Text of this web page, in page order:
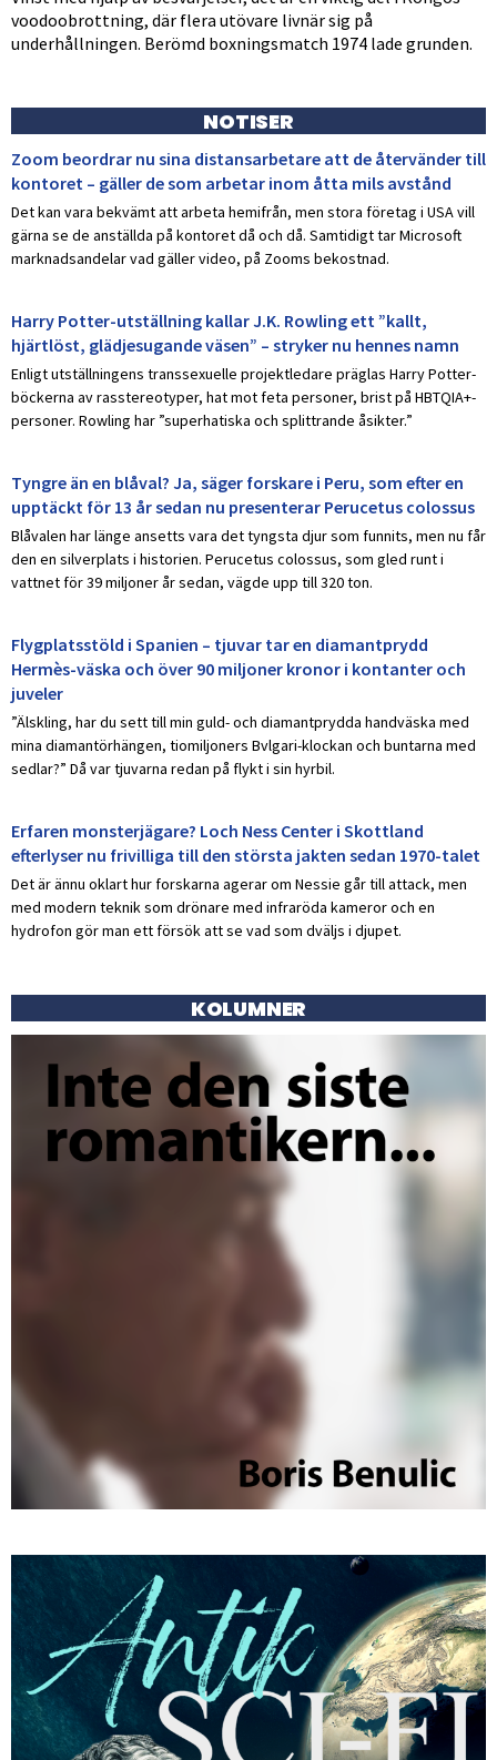
voodoobrottning, där flera utövare livnär sig på
underhållningen. Berömd boxningsmatch 1974 lade grunden.
NOTISER
Zoom beordrar nu sina distansarbetare att de återvänder till
kontoret – gäller de som arbetar inom åtta mils avstånd
Det kan vara bekvämt att arbeta hemifrån, men stora företag i USA vill
gärna se de anställda på kontoret då och då. Samtidigt tar Microsoft
marknadsandelar vad gäller video, på Zooms bekostnad.
Harry Potter-utställning kallar J.K. Rowling ett ”kallt,
hjärtlöst, glädjesugande väsen” – stryker nu hennes namn
Enligt utställningens transsexuelle projektledare präglas Harry Potter-
böckerna av rasstereotyper, hat mot feta personer, brist på HBTQIA+-
personer. Rowling har ”superhatiska och splittrande åsikter.”
Tyngre än en blåval? Ja, säger forskare i Peru, som efter en
upptäckt för 13 år sedan nu presenterar Perucetus colossus
Blåvalen har länge ansetts vara det tyngsta djur som funnits, men nu får
den en silverplats i historien. Perucetus colossus, som gled runt i
vattnet för 39 miljoner år sedan, vägde upp till 320 ton.
Flygplatsstöld i Spanien – tjuvar tar en diamantprydd
Hermès-väska och över 90 miljoner kronor i kontanter och
juveler
”Älskling, har du sett till min guld- och diamantprydda handväska med
mina diamantörhängen, tiomiljoners Bvlgari-klockan och buntarna med
sedlar?” Då var tjuvarna redan på flykt i sin hyrbil.
Erfaren monsterjägare? Loch Ness Center i Skottland
efterlyser nu frivilliga till den största jakten sedan 1970-talet
Det är ännu oklart hur forskarna agerar om Nessie går till attack, men
med modern teknik som drönare med infraröda kameror och en
hydrofon gör man ett försök att se vad som dväljs i djupet.
KOLUMNER